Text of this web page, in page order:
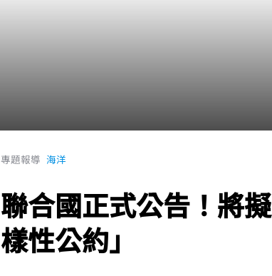
專題報導 海洋
聯合國正式公告！將
樣性公約」